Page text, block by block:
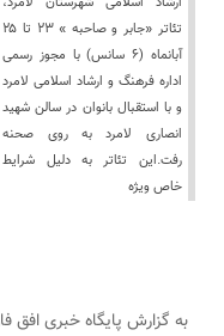
تئاتر «جابر و صاحبه » ۲۳ تا ۲۵
آبانماه (۶ سانس) با مجوز رسمی
اداره فرهنگ و ارشاد اسلامی لامرد
و با استقبال بانوان در سالن شهید
انصاری لامرد به روی صحنه
رفت.این تئاتر به دلیل شرایط
خاص ویژه
به گزارش پایگاه خبری افق